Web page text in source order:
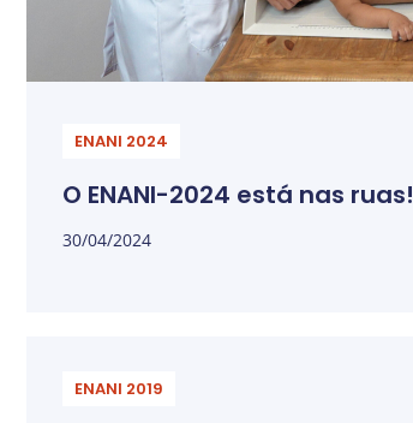
ENANI 2024
O ENANI-2024 está nas ruas!
30/04/2024
ENANI 2019